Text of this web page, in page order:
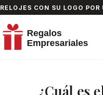
RELOJES CON SU LOGO
¿Cuál es